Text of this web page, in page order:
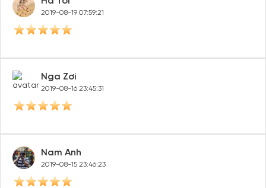
2019-08-19 07:59:21
Nga Zơi
2019-08-16 23:45:31
Nam Anh
2019-08-15 23:46:23